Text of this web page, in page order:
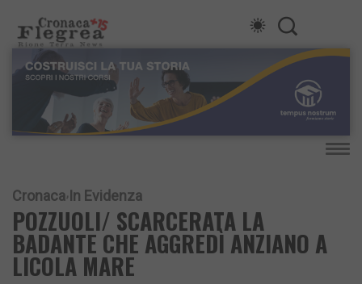
Cronaca In Evidenza
POZZUOLI/ SCARCERATA LA
BADANTE CHE AGGREDÌ ANZIANO A
LICOLA MARE